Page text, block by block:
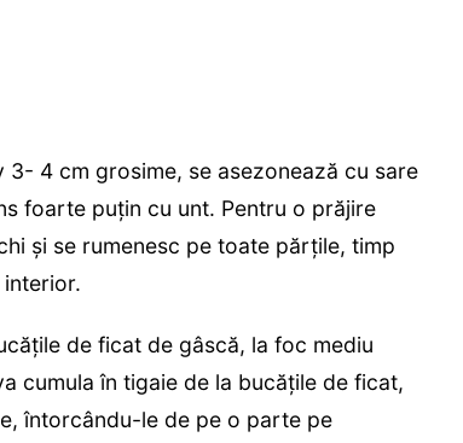
3- 4 cm grosime, se asezonează cu sare
foarte puțin cu unt. Pentru o prăjire
și se rumenesc pe toate părțile, timp
de ficat de gâscă, la foc mediu
cumula în tigaie de la bucățile de ficat,
întorcându-le de pe o parte pe